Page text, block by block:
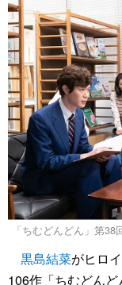
「ちむどんどん」第38
黒島結菜がヒロ
106作「ちむどん